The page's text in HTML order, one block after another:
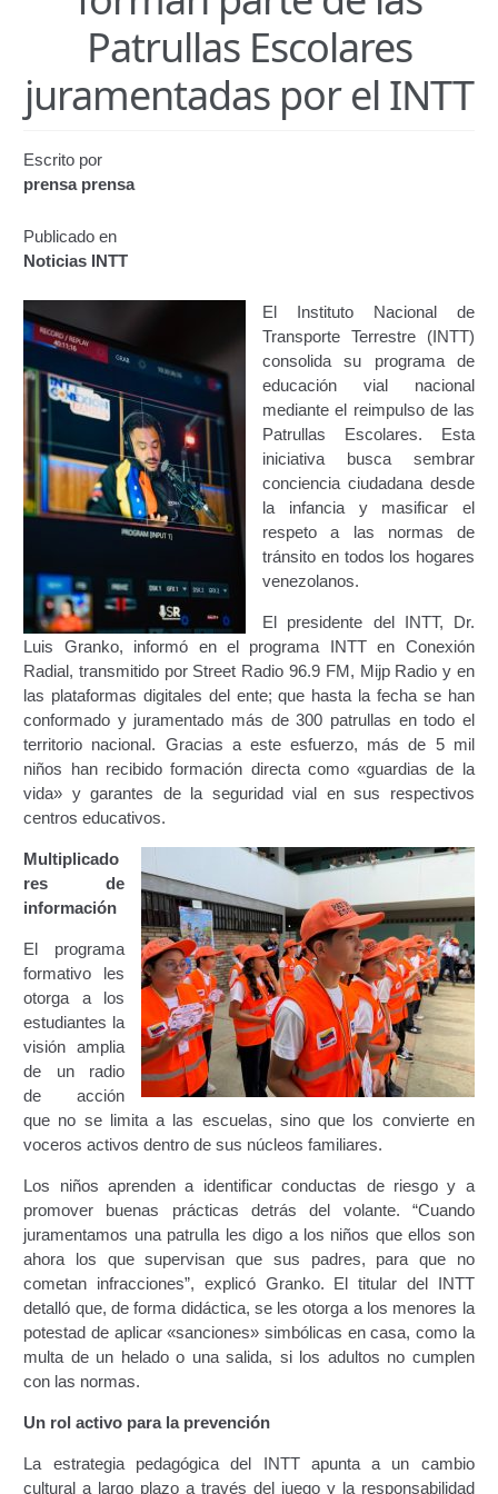
Certificación de Datos para Efectos Consulares con
Apostilla Electrónica
Emisión de Nuevo Certificado de Registro de
Vehículo (Duplicado) Automatizado
Renovación de Licencia para Conducir (Servicio
Automatizado)
Autorización para la circulación de Vehículo Sobre
Biblioteca
Búsqueda Predictiva Woocommerce
Certificación de Datos para Efectos Consulares con
Apostilla Electrónica – Servicio Frecuente
Certificación Provisional de Prestación del Servicio de
Transporte Público de Personas Modalidad Periférico
(RUTAS SUBURBANA O INTERURBANAS) – Servicio
Frecuente
Consultas Privadas
Educación Vial
Escuelas del Transporte e Instructores de Manejo
Estacionamientos registrados ante el INTT
Estructura Organizativa del INTT
Homologación
Autorización de Circulación Para Unidades Que
Transportan Mercancía De Alto Riesgo.
Constancia De Cumplimiento Sobre Homologación
Para Vehículos Importados.
Constancia de cumplimiento sobre la composición
y ubicación Número de Identificación vehicular (NIV).
Homologación de Prototipo Vehicular.
Homologación Vehícular Por Reformas de
Importancia o Cambio de Características (Aplica para
Vehículos de Carga, Transporte de Personas y Gruas).
Registro de Empresas Fabricantes, Ensambladoras,
Carroceras, Importadoras, Distribuidoras y Talleres
Junta Directiva
Patrullas Escolares
juramentadas por el INTT
Escrito por
prensa prensa
Publicado en
Noticias INTT
El Instituto Nacional de
Transporte Terrestre (INTT)
consolida su programa de
educación vial nacional
mediante el reimpulso de las
Patrullas Escolares. Esta
iniciativa busca sembrar
conciencia ciudadana desde
la infancia y masificar el
respeto a las normas de
tránsito en todos los hogares
venezolanos.
El presidente del INTT, Dr.
Luis Granko, informó en el programa INTT en Conexión
Radial, transmitido por Street Radio 96.9 FM, Mijp Radio y en
las plataformas digitales del ente; que hasta la fecha se han
conformado y juramentado más de 300 patrullas en todo el
territorio nacional. Gracias a este esfuerzo, más de 5 mil
niños han recibido formación directa como «guardias de la
vida» y garantes de la seguridad vial en sus respectivos
centros educativos.
Multiplicado
res de
información
El programa
formativo les
otorga a los
estudiantes la
visión amplia
de un radio
de acción
que no se limita a las escuelas, sino que los convierte en
voceros activos dentro de sus núcleos familiares.
Los niños aprenden a identificar conductas de riesgo y a
promover buenas prácticas detrás del volante. “Cuando
juramentamos una patrulla les digo a los niños que ellos son
ahora los que supervisan que sus padres, para que no
cometan infracciones”, explicó Granko. El titular del INTT
detalló que, de forma didáctica, se les otorga a los menores la
potestad de aplicar «sanciones» simbólicas en casa, como la
multa de un helado o una salida, si los adultos no cumplen
con las normas.
Un rol activo para la prevención
La estrategia pedagógica del INTT apunta a un cambio
cultural a largo plazo a través del juego y la responsabilidad